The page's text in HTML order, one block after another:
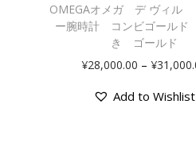
OMEGAオメガ デ ヴィル
ー腕時計 コンビゴール
き ゴールド
¥28,000.00 – ¥
Add to Wishlist